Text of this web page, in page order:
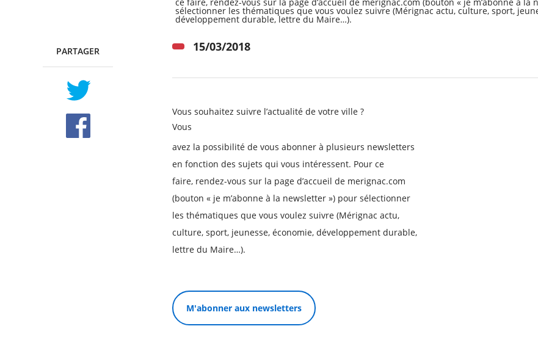
sélectionner les thématiques que vous voulez suivre (Mérignac actu, culture, sport,
développement durable, lettre du Maire…).
PARTAGER
TWITTER
FACEBOOK
15/03/2018
Vous souhaitez suivre l’actualité de votre ville ?
Vous
avez la possibilité de vous abonner à plusieurs newsletters
en fonction des sujets qui vous intéressent. Pour ce
faire, rendez-vous sur la page d’accueil de merignac.com
(bouton « je m’abonne à la newsletter ») pour sélectionner
les thématiques que vous voulez suivre (Mérignac actu,
culture, sport, jeunesse, économie, développement durable,
lettre du Maire…).
M'abonner aux newsletters